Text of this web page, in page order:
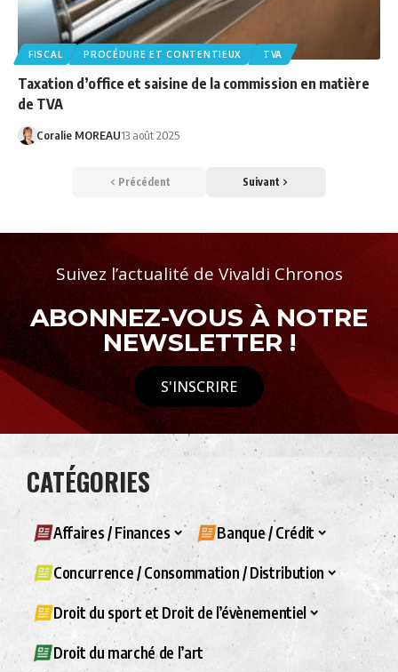
FISCAL PROCÉDURE ET CONTENTIEUX TVA
Taxation d’office et saisine de la commission en matière
de TVA
Coralie MOREAU13 août 2025
Précédent Suivant
Suivez l’actualité de Vivaldi Chronos
ABONNEZ-VOUS À NOTRE
NEWSLETTER !
S'INSCRIRE
CATÉGORIES
Affaires / Finances Banque / Crédit
Concurrence / Consommation / Distribution
Droit du sport et Droit de l’évènementiel
Droit du marché de l’art